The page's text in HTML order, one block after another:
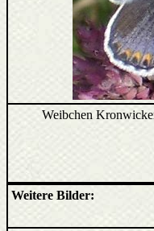
Weibchen
Weitere Bilder: